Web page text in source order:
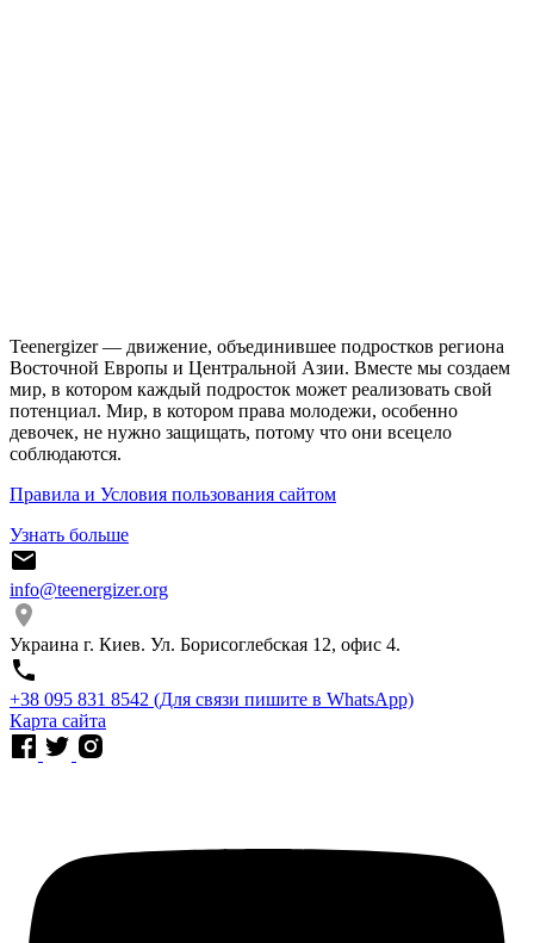
Teenergizer — движение, объединившее подростков региона
Восточной Европы и Центральной Азии. Вместе мы создаем
мир, в котором каждый подросток может реализовать свой
потенциал. Мир, в котором права молодежи, особенно
девочек, не нужно защищать, потому что они всецело
соблюдаются.
Правила и Условия пользования сайтом
Узнать больше
info@teenergizer.org
Украина г. Киев. Ул. Борисоглебская 12, офис 4.
⁨+38 095 831 8542⁩ (Для связи пишите в WhatsApp)
Карта сайта